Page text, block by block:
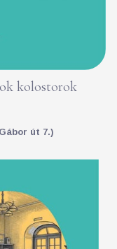
kolostorok
út 7.)